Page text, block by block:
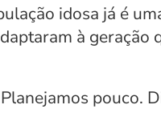
idosa já é
à geração
pouco.